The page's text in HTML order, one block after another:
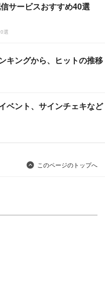
サービスおすすめ40選
選
キングから、ヒットの推移
ベント、サインチェキなど
このページのトップへ